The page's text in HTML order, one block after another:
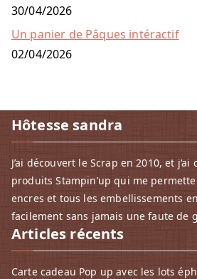
30/04/2026
Un panier de Pâques intéractif
02/04/2026
Hôtesse sandra
J’ai découvert le Scrap en 2010, et
produits Stampin’up qui me
encres et tous les embellissements
facilement sans jamais une faute de
Articles récents
Carte cadeau Pop up avec les lots